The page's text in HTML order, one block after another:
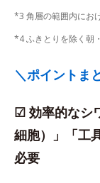
*3 角層の範囲内にお
*4 ふきとりを除く朝
＼ポイントま
☑ 効率的なシ
細胞）」「工
必要